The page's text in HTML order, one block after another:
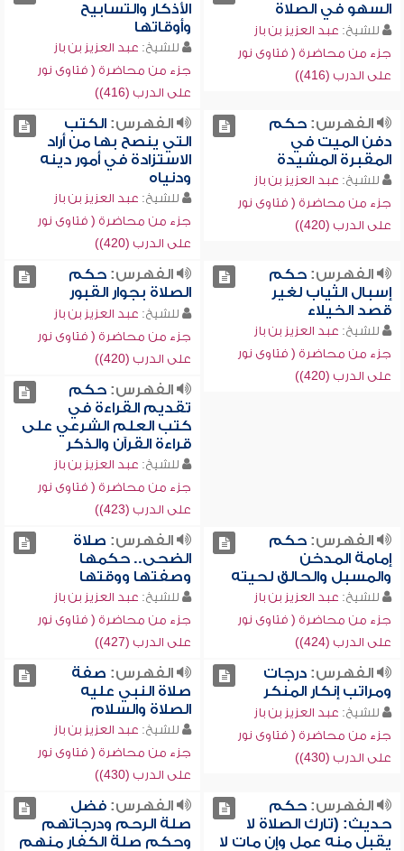
السهو في الصلاة
للشيخ: عبد العزيز بن باز
جزء من محاضرة ( فتاوى نور
على الدرب (416))
الأذكار والتسابيح
وأوقاتها
للشيخ: عبد العزيز بن باز
جزء من محاضرة ( فتاوى نور
على الدرب (416))
الفهرس:حكم
دفن الميت في
المقبرة المشيدة
للشيخ: عبد العزيز بن باز
جزء من محاضرة ( فتاوى نور
على الدرب (420))
الفهرس:الكتب
التي ينصح بها من أراد
الاستزادة في أمور دينه
ودنياه
للشيخ: عبد العزيز بن باز
جزء من محاضرة ( فتاوى نور
على الدرب (420))
الفهرس:حكم
إسبال الثياب لغير
قصد الخيلاء
للشيخ: عبد العزيز بن باز
جزء من محاضرة ( فتاوى نور
على الدرب (420))
الفهرس:حكم
الصلاة بجوار القبور
للشيخ: عبد العزيز بن باز
جزء من محاضرة ( فتاوى نور
على الدرب (420))
الفهرس:حكم
تقديم القراءة في
كتب العلم الشرعي على
قراءة القرآن والذكر
للشيخ: عبد العزيز بن باز
جزء من محاضرة ( فتاوى نور
على الدرب (423))
الفهرس:حكم
إمامة المدخن
والمسبل والحالق لحيته
للشيخ: عبد العزيز بن باز
جزء من محاضرة ( فتاوى نور
على الدرب (424))
الفهرس: صلاة
الضحى.. حكمها
وصفتها ووقتها
للشيخ: عبد العزيز بن باز
جزء من محاضرة ( فتاوى نور
على الدرب (427))
الفهرس:درجات
ومراتب إنكار المنكر
للشيخ: عبد العزيز بن باز
جزء من محاضرة ( فتاوى نور
على الدرب (430))
الفهرس: صفة
صلاة النبي عليه
الصلاة والسلام
للشيخ: عبد العزيز بن باز
جزء من محاضرة ( فتاوى نور
على الدرب (430))
الفهرس:حكم
حديث: (تارك الصلاة لا
يقبل منه عمل وإن مات لا
الفهرس:فضل
صلة الرحم ودرجاتهم
وحكم صلة الكفار منهم